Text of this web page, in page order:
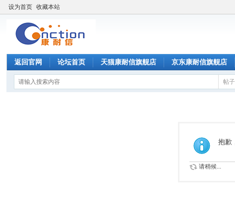
设为首页 收藏本站
返回官网 论坛首页 天猫康耐信旗舰店 京东康耐信旗舰店
帖子
抱歉
请稍候...